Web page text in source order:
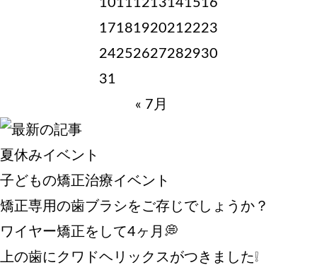
10111213141516
17181920212223
24252627282930
31
« 7月
夏休みイベント
子どもの矯正治療イベント
矯正専用の歯ブラシをご存じでしょうか？
ワイヤー矯正をして4ヶ月💭
上の歯にクワドヘリックスがつきました❕